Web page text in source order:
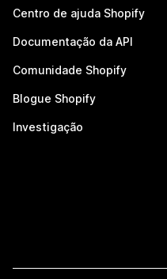
Centro de ajuda Shopify
Documentação da API
Comunidade Shopify
Blogue Shopify
Investigação